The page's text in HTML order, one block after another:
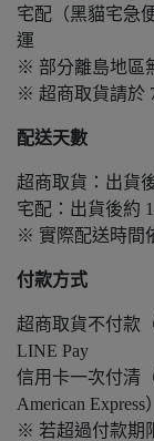
宅配（黑貓宅急
運
※ 部分離島地區
※ 超商取貨請於
配送天數
超商取貨：出貨
宅配：出貨後約
※ 實際配送時間
付款方式
超商取貨不付款
LINE Pay
信用卡一次付清
American Express）
※ 若超過付款期